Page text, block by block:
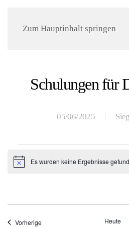
Zum Hauptinhalt springen
Schulungen für
05/06/2025
Veranstaltungen
HinweisEs wurden keine Ergebnisse
Vorherige Heute